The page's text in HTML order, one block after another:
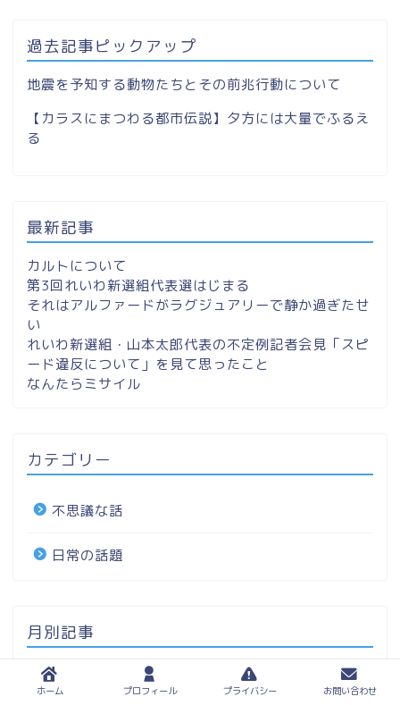
過去記事ピックアップ
地震を予知する動物たちとその前兆行動について
【カラスにまつわる都市伝説】夕方には大量でふるえ
る
最新記事
カルトについて
第3回れいわ新選組代表選はじまる
それはアルファードがラグジュアリーで静か過ぎたせ
い
れいわ新選組・山本太郎代表の不定例記者会見「スピ
ード違反について」を見て思ったこと
なんたらミサイル
カテゴリー
不思議な話
日常の話題
月別記事
ホーム プロフィール プライバシー お問い合わせ